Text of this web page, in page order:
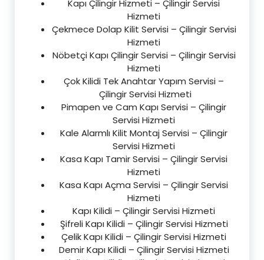
Kapı Çilingir Hizmeti – Çilingir Servisi
Hizmeti
Çekmece Dolap Kilit Servisi – Çilingir Servisi
Hizmeti
Nöbetçi Kapı Çilingir Servisi – Çilingir Servisi
Hizmeti
Çok Kilidi Tek Anahtar Yapım Servisi –
Çilingir Servisi Hizmeti
Pimapen ve Cam Kapı Servisi – Çilingir
Servisi Hizmeti
Kale Alarmlı Kilit Montaj Servisi – Çilingir
Servisi Hizmeti
Kasa Kapı Tamir Servisi – Çilingir Servisi
Hizmeti
Kasa Kapı Açma Servisi – Çilingir Servisi
Hizmeti
Kapı Kilidi – Çilingir Servisi Hizmeti
Şifreli Kapı Kilidi – Çilingir Servisi Hizmeti
Çelik Kapı Kilidi – Çilingir Servisi Hizmeti
Demir Kapı Kilidi – Çilingir Servisi Hizmeti